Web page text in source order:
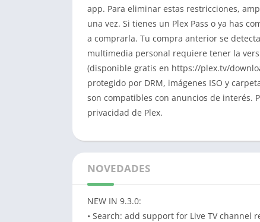
app. Para eliminar estas restricciones,
una vez. Si tienes un Plex Pass o ya has
a comprarla. Tu compra anterior se
multimedia personal requiere tener la
(disponible gratis en https://plex.tv/
protegido por DRM, imágenes ISO y
son compatibles con anuncios de interés.
privacidad de Plex.
NOVEDADES
NEW IN 9.3.0:
• Search: add support for Live TV channel